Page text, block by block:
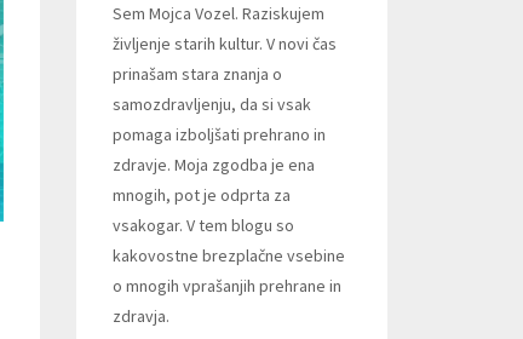
Sem Mojca Vozel. Raziskujem
življenje starih kultur. V novi čas
prinašam stara znanja o
samozdravljenju, da si vsak
pomaga izboljšati prehrano in
zdravje. Moja zgodba je ena
mnogih, pot je odprta za
vsakogar. V tem blogu so
kakovostne brezplačne vsebine
o mnogih vprašanjih prehrane in
zdravja.